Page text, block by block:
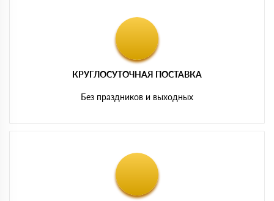
КРУГЛОСУТОЧНАЯ ПОСТАВКА
Без праздников и выходных